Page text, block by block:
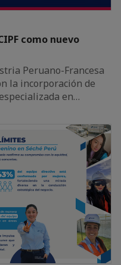
como nuevo
Peruano-Francesa
la incorporación de
en…